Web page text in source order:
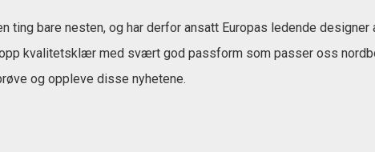
ting bare nesten, og har derfor ansatt Europas ledende
kvalitetsklær med svært god passform som passer oss
og oppleve disse nyhetene.